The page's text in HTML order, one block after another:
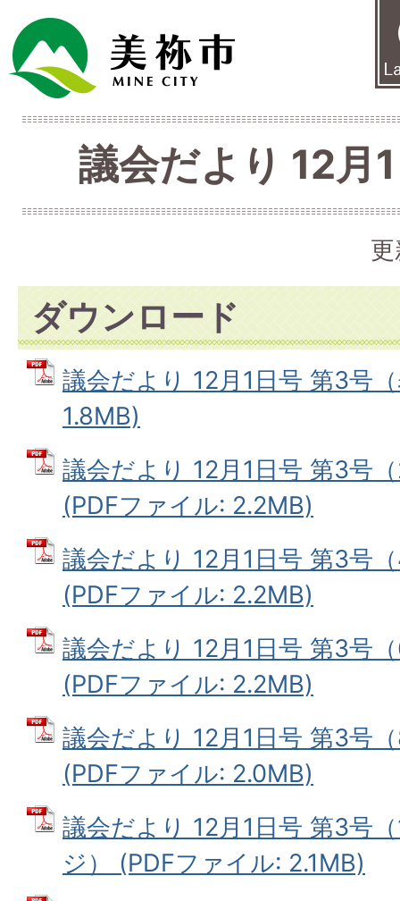
議会だより 12月
ダウンロード
議会だより 12月1日号 第3号
1.8MB)
議会だより 12月1日号 第3号
(PDFファイル: 2.2MB)
議会だより 12月1日号 第3号
(PDFファイル: 2.2MB)
議会だより 12月1日号 第3号
(PDFファイル: 2.2MB)
議会だより 12月1日号 第3号
(PDFファイル: 2.0MB)
議会だより 12月1日号 第3号
ジ） (PDFファイル: 2.1MB)